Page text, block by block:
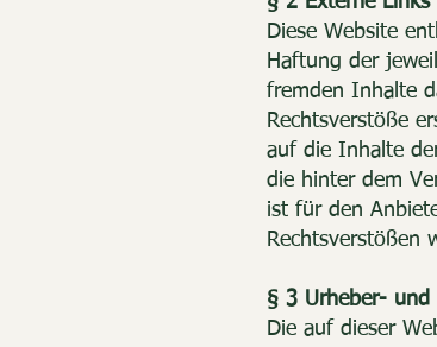
Diese Website
Haftung der
fremden Inhalte
Rechtsverstöße
auf die Inhalte
die hinter dem
ist für den
Rechtsverstößen
§ 3 Urheber- und
Die auf dieser